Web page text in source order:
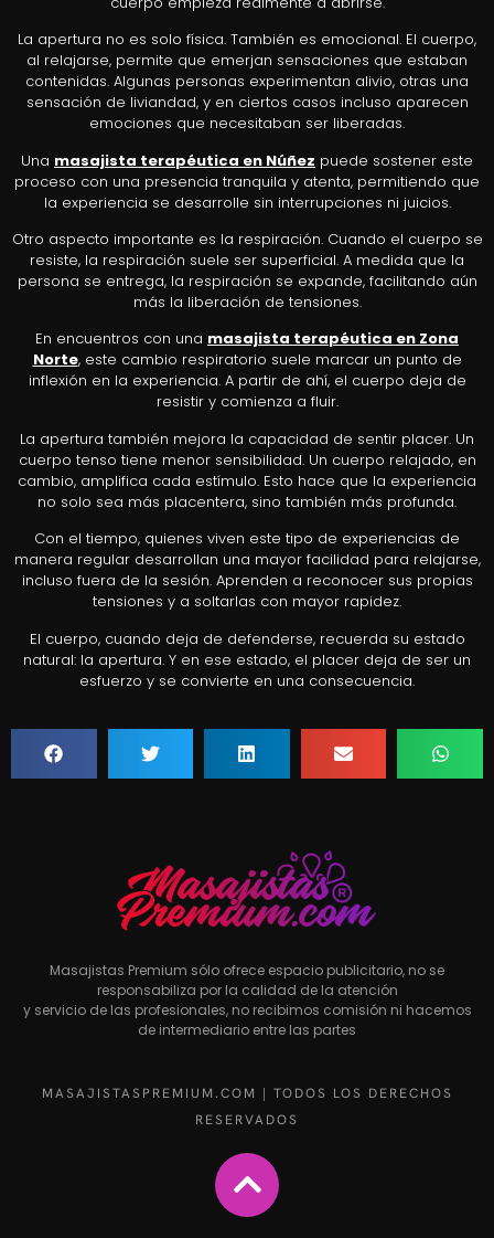
La apertura no es solo física. También es emocional. El cuerpo,
al relajarse, permite que emerjan sensaciones que estaban
contenidas. Algunas personas experimentan alivio, otras una
sensación de liviandad, y en ciertos casos incluso aparecen
emociones que necesitaban ser liberadas.
Una masajista terapéutica en Núñez puede sostener este
proceso con una presencia tranquila y atenta, permitiendo que
la experiencia se desarrolle sin interrupciones ni juicios.
Otro aspecto importante es la respiración. Cuando el cuerpo se
resiste, la respiración suele ser superficial. A medida que la
persona se entrega, la respiración se expande, facilitando aún
más la liberación de tensiones.
En encuentros con una masajista terapéutica en Zona
Norte, este cambio respiratorio suele marcar un punto de
inflexión en la experiencia. A partir de ahí, el cuerpo deja de
resistir y comienza a fluir.
La apertura también mejora la capacidad de sentir placer. Un
cuerpo tenso tiene menor sensibilidad. Un cuerpo relajado, en
cambio, amplifica cada estímulo. Esto hace que la experiencia
no solo sea más placentera, sino también más profunda.
Con el tiempo, quienes viven este tipo de experiencias de
manera regular desarrollan una mayor facilidad para relajarse,
incluso fuera de la sesión. Aprenden a reconocer sus propias
tensiones y a soltarlas con mayor rapidez.
El cuerpo, cuando deja de defenderse, recuerda su estado
natural: la apertura. Y en ese estado, el placer deja de ser un
esfuerzo y se convierte en una consecuencia.
Masajistas Premium sólo ofrece espacio publicitario, no se
responsabiliza por la calidad de la atención
y servicio de las profesionales, no recibimos comisión ni hacemos
de intermediario entre las partes
MASAJISTASPREMIUM.COM | TODOS LOS DERECHOS
RESERVADOS